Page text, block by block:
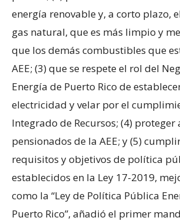
energía renovable y, a corto plazo,
gas natural, que es más limpio y
que los demás combustibles que
AEE; (3) que se respete el rol del
Energía de Puerto Rico de
electricidad y velar por el
Integrado de Recursos; (4) proteger
pensionados de la AEE; y (5)
requisitos y objetivos de política
establecidos en la Ley 17-2019,
como la “Ley de Política Pública
Puerto Rico”, añadió el primer